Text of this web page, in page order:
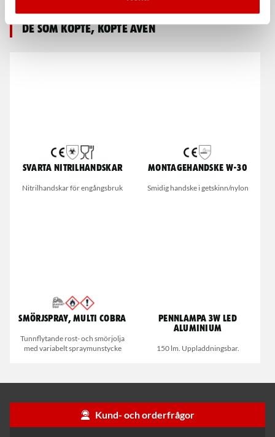
De som köpte, köpte även
Svarta nitrilhandskar
Nitrilhandskar för engångsbruk
Montagehandske W-30
Smidig handske i getskinn/nylon
Smörjspray, Multi Cobra
Tunnflytande rost- och smörjolja
med variabelt spraymunstycke
Pennlampa 3W LED
Aluminium
150 lm. Uppladdningsbar.
Kund- och orderfrågor